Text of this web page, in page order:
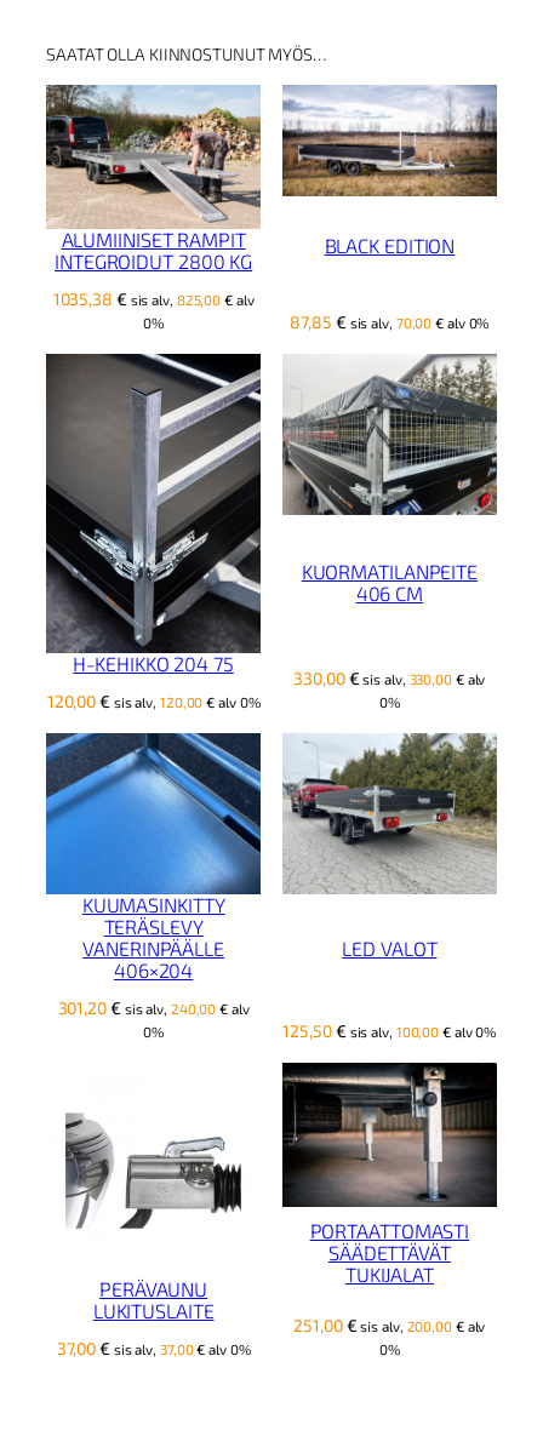
t
j
o
u
s
e
t
l
e
u
m
ä
r
ä
SAATAT OLLA KIINNOSTUNUT MYÖS…
ALUMIINISET RAMPIT
INTEGROIDUT 2800 KG
1035,38 € sis alv, 825,00€alv
0%
BLACK EDITION
87,85 € sis alv, 70,00€ alv 0%
H-KEHIKKO 204 75
120,00€ sis alv, 120,00€ alv 0%
KUORMATILANPEITE
406 CM
330,00€ sis alv, 330,00 €alv
0%
KUUMASINKITTY
TERÄSLEVY
VANERINPÄÄLLE
406×204
301,20€ sis alv, 240,00€ alv
0%
LED VALOT
125,50€ sis alv, 100,00€alv 0%
PERÄVAUNU
LUKITUSLAITE
37,00€ sis alv, 37,00€ alv 0%
PORTAATTOMASTI
SÄÄDETTÄVÄT
TUKIJALAT
251,00€ sis alv, 200,00 €alv
0%